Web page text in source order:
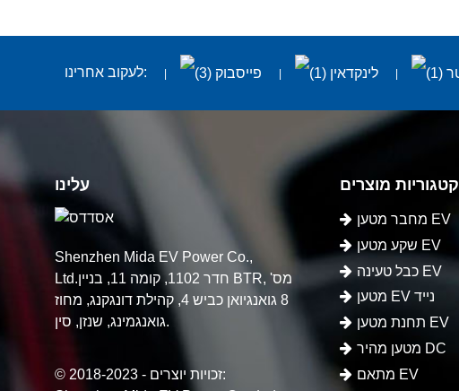
לעקוב אחרינו:
עלינו
Shenzhen Mida EV Power Co.,
Ltd.חדר 1102, קומה 11, בניין BTR, מס'
8 גואנגיואן כביש 4, קהילת דונגקנג, מחוז
גואנגמינג, שנזן, סין.
© זכויות יוצרים - 2018-2023:
קטגוריות מוצרים
מחבר מטען EV
שקע מטען EV
כבל טעינה EV
מטען EV נייד
תחנת מטען EV
מטען מהיר DC
מתאם EV